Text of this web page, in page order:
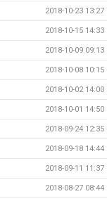
2018-10-23 13:27
2018-10-15 14:33
2018-10-09 09:13
2018-10-08 10:15
2018-10-02 14:00
2018-10-01 14:50
2018-09-24 12:35
2018-09-18 14:44
2018-09-11 11:37
2018-08-27 08:44